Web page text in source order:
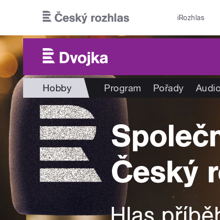
iRozhlas
Hobby Program Pořady